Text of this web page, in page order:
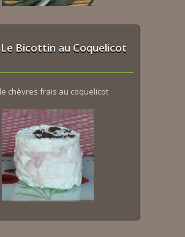
Le Bicottin au Coquelicot
chèvres frais au coquelicot